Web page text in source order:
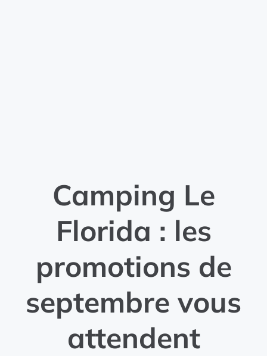
Camping Le
Florida : les
promotions de
septembre vous
attendent